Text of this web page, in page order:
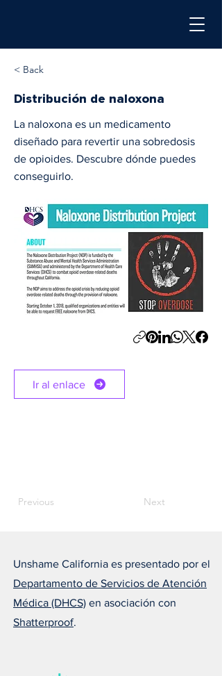
< Back
Distribución de naloxona
La naloxona es un medicamento
diseñado para revertir una sobredosis
de opioides. Descubre dónde puedes
conseguirlo.
Ir al enlace
Previous Next
Unshame California es presentado por el
Departamento de Servicios de Atención
Médica (DHCS) en asociación con
Shatterproof.